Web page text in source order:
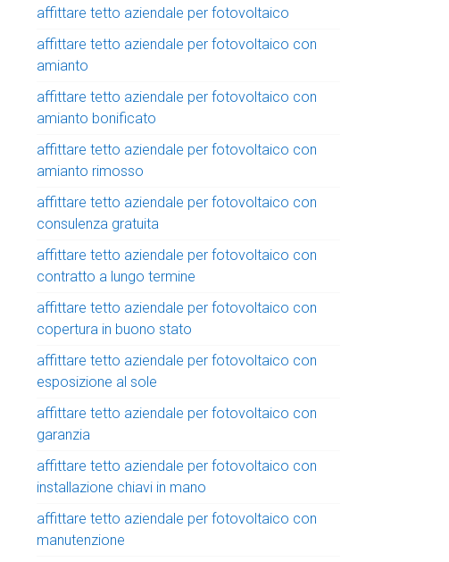
affittare tetto aziendale per fotovoltaico
affittare tetto aziendale per fotovoltaico con
amianto
affittare tetto aziendale per fotovoltaico con
amianto bonificato
affittare tetto aziendale per fotovoltaico con
amianto rimosso
affittare tetto aziendale per fotovoltaico con
consulenza gratuita
affittare tetto aziendale per fotovoltaico con
contratto a lungo termine
affittare tetto aziendale per fotovoltaico con
copertura in buono stato
affittare tetto aziendale per fotovoltaico con
esposizione al sole
affittare tetto aziendale per fotovoltaico con
garanzia
affittare tetto aziendale per fotovoltaico con
installazione chiavi in mano
affittare tetto aziendale per fotovoltaico con
manutenzione